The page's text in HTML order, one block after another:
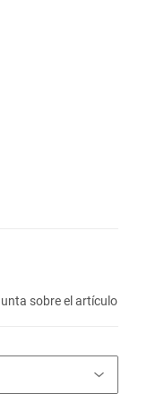
sobre el artículo